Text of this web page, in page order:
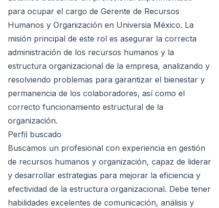
para ocupar el cargo de Gerente de Recursos
Humanos y Organización en Universia México. La
misión principal de este rol es asegurar la correcta
administración de los recursos humanos y la
estructura organizacional de la empresa, analizando y
resolviendo problemas para garantizar el bienestar y
permanencia de los colaboradores, así como el
correcto funcionamiento estructural de la
organización.
Perfil buscado
Buscamos un profesional con experiencia en gestión
de recursos humanos y organización, capaz de liderar
y desarrollar estrategias para mejorar la eficiencia y
efectividad de la estructura organizacional. Debe tener
habilidades excelentes de comunicación, análisis y